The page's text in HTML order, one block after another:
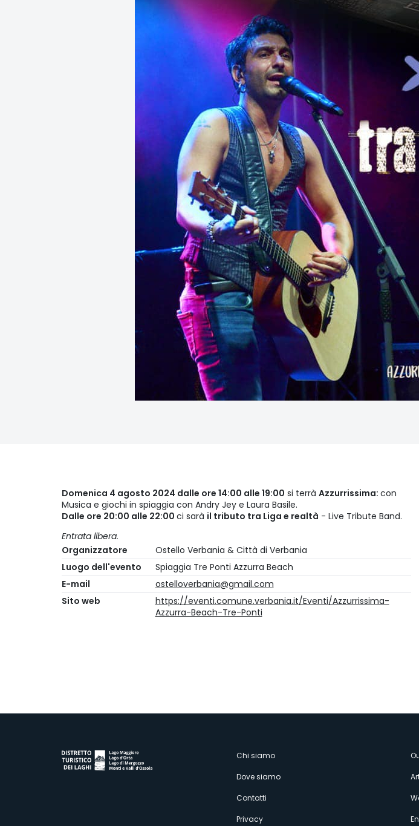
Domenica 4 agosto 2024 dalle ore 14:00 alle 19:00 si terrà Azzurrissima: con
Musica e giochi in spiaggia con Andry Jey e Laura Basile.
Dalle ore 20:00 alle 22:00 ci sarà il tributo tra Liga e realtà - Live Tribute Band.
Entrata libera.
Organizzatore
Ostello Verbania & Città di Verbania
Luogo dell'evento
Spiaggia Tre Ponti Azzurra Beach
E-mail
ostelloverbania@gmail.com
Sito web
https://eventi.comune.verbania.it/Eventi/Azzurrissima-
Azzurra-Beach-Tre-Ponti
Menù
secondario
Chi siamo
Dove siamo
Contatti
Privacy